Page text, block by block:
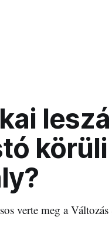
verte meg a